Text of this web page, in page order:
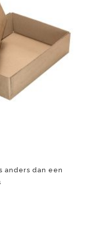
anders dan een